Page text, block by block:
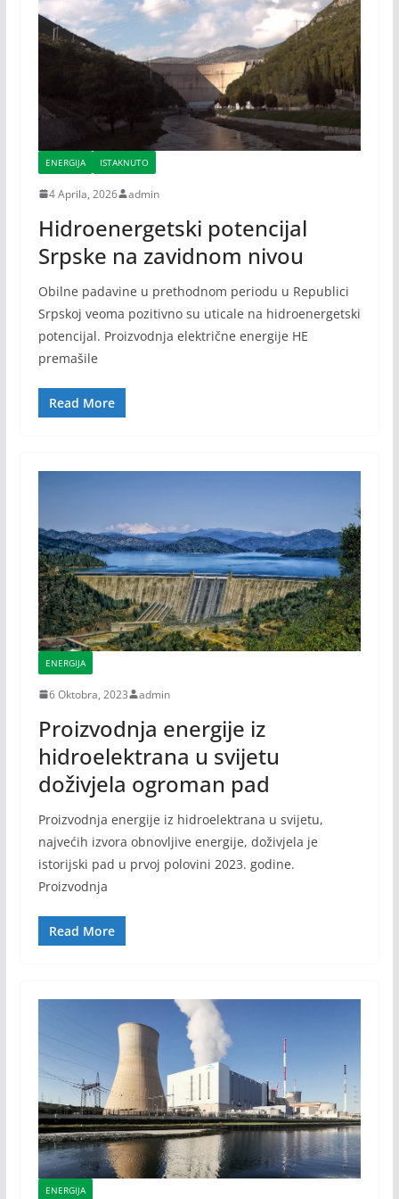
ENERGIJA ISTAKNUTO
4 Aprila, 2026 admin
Hidroenergetski potencijal
Srpske na zavidnom nivou
Obilne padavine u prethodnom periodu u Republici
Srpskoj veoma pozitivno su uticale na hidroenergetski
potencijal. Proizvodnja električne energije HE
premašile
Read More
ENERGIJA
6 Oktobra, 2023 admin
Proizvodnja energije iz
hidroelektrana u svijetu
doživjela ogroman pad
Proizvodnja energije iz hidroelektrana u svijetu,
najvećih izvora obnovljive energije, doživjela je
istorijski pad u prvoj polovini 2023. godine.
Proizvodnja
Read More
ENERGIJA